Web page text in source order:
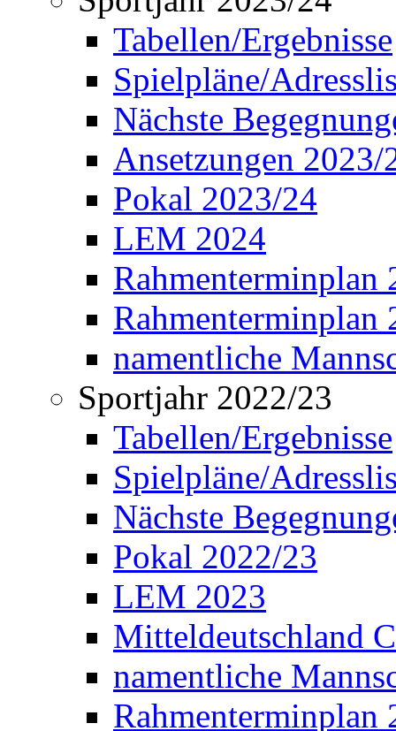
Tabellen/Ergebnisse
Spielpläne/
Nächste
Ansetzungen 2023/
Pokal 2023/24
LEM 2024
Rahmenterminplan
Rahmenterminplan
namentliche
Sportjahr 2022/23
Tabellen/Ergebnisse
Spielpläne/
Nächste
Pokal 2022/23
LEM 2023
Mitteldeutschland
namentliche
Rahmenterminplan